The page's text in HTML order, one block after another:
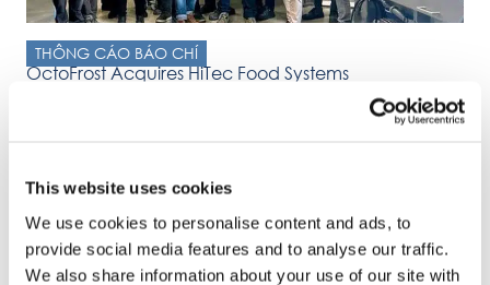
This website uses cookies
We use cookies to personalise content and ads, to
provide social media features and to analyse our traffic.
We also share information about your use of our site with
THÔNG CÁO BÁO CHÍ
OctoFrost Acquires HiTec Food Systems
Press Release OctoFrost Announces Acquisition of HiTec Food
Systems Malmö, Sweden & Zwolle, Netherlands – January 8,